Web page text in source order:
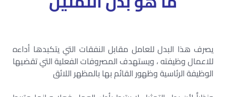
يصرف هذا البدل للعامل مقابل النفقات التي يتكبدها أداءه
للاعمال وظيفته ، ويستهدف المصروفات الفعلية التي تقضيها
الوظيفة الرئاسية وظهور القائم بها بالمظهر اللائق